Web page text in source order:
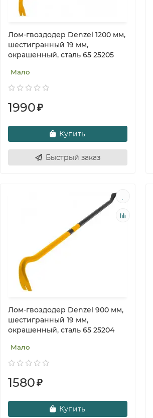
Лом-гвоздодер Denzel 1200 мм,
шестигранный 19 мм,
окрашенный, сталь 65 25205
Мало
1990₽
Купить
Быстрый заказ
Лом-гвоздодер Denzel 900 мм,
шестигранный 19 мм,
окрашенный, сталь 65 25204
Мало
1580₽
Купить